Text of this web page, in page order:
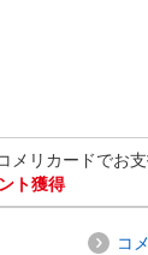
メリカードでお
ト獲得
コ